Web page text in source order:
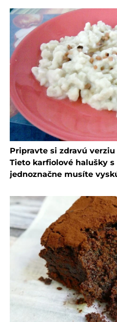
Pripravte si zdravú
Tieto karfiolové halušky s
jednoznačne musíte